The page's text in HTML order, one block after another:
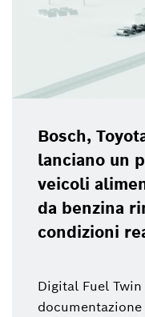
Bosch,
lanciano un
veicoli
da benzina
condizioni
Digital Fuel